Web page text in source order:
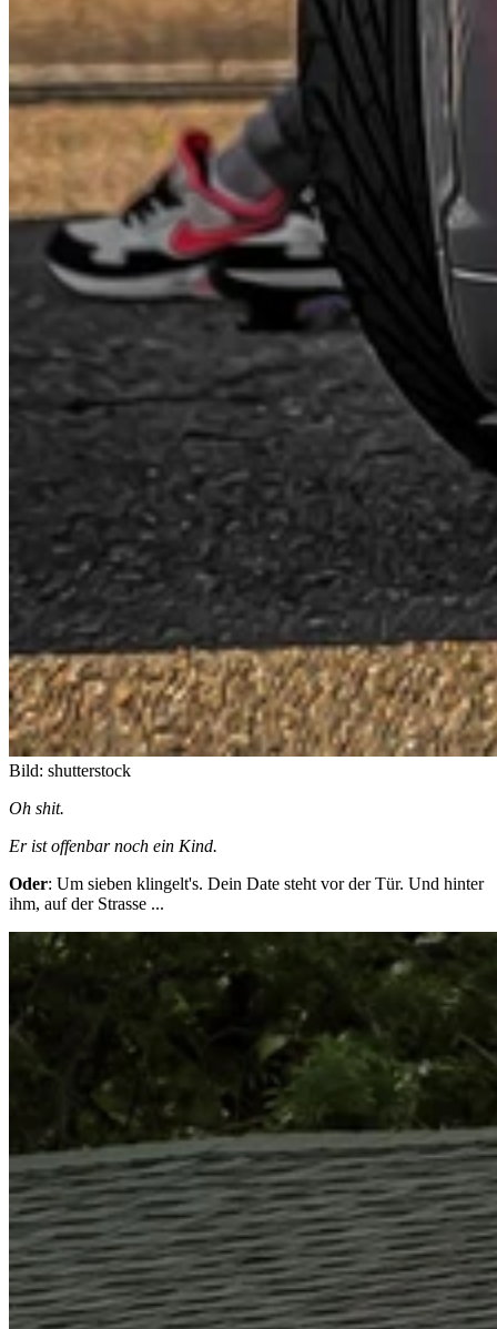
Bild: shutterstock
Oh shit.
Er ist offenbar noch ein Kind.
Oder: Um sieben klingelt's. Dein Date steht vor der Tür. Und hinter
ihm, auf der Strasse ...